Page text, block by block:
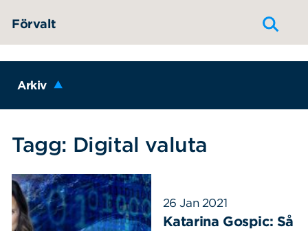
Förvalt
Arkiv
Tagg: Digital valuta
26 Jan 2021
Katarina Gospic: Så